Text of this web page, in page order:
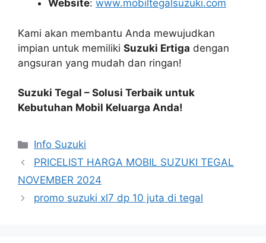
Website: www.mobiltegalsuzuki.com
Kami akan membantu Anda mewujudkan
impian untuk memiliki Suzuki Ertiga dengan
angsuran yang mudah dan ringan!
Suzuki Tegal – Solusi Terbaik untuk
Kebutuhan Mobil Keluarga Anda!
Info Suzuki
PRICELIST HARGA MOBIL SUZUKI TEGAL
NOVEMBER 2024
promo suzuki xl7 dp 10 juta di tegal